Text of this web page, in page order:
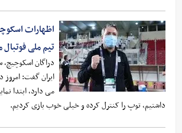
اظهارات
تیم ملی فوتبال
دراگان اسکوچیچ،
ایران گفت:‌ امروز
می دارد، ابتدا
داشتیم، توپ را کنترل کرده و خیلی خوب بازی کردیم.